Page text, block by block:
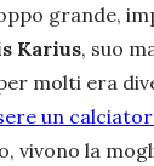
grande,
Karius, suo
molti era
un
vivono la